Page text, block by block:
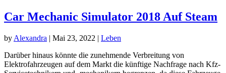
Car Mechanic Simulator 2018 Auf Steam
by Alexandra | Mai 23, 2022 | Leben
Darüber hinaus könnte die zunehmende Verbreitung von
Elektrofahrzeugen auf dem Markt die künftige Nachfrage nach Kfz-